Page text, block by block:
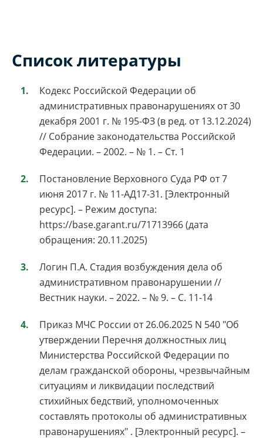
Список литературы
Кодекс Российской Федерации об
административных правонарушениях от 30
декабря 2001 г. № 195-ФЗ (в ред. от 13.12.2024)
// Собрание законодательства Российской
Федерации. – 2002. – № 1. – Ст. 1
Постановление Верховного Суда РФ от 7
июня 2017 г. № 11-АД17-31. [Электронный
ресурс]. – Режим доступа:
https://base.garant.ru/71713966 (дата
обращения: 20.11.2025)
Логин П.А. Стадия возбуждения дела об
административном правонарушении //
Вестник науки. – 2022. – № 9. – С. 11-14
Приказ МЧС России от 26.06.2025 N 540 "Об
утверждении Перечня должностных лиц
Министерства Российской Федерации по
делам гражданской обороны, чрезвычайным
ситуациям и ликвидации последствий
стихийных бедствий, уполномоченных
составлять протоколы об административных
правонарушениях" . [Электронный ресурс]. –